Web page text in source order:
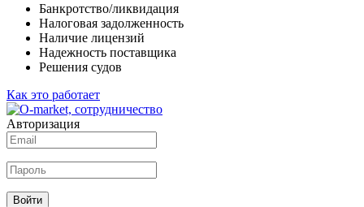
Банкротство/ликвидация
Налоговая задолженность
Наличие лицензий
Надежность поставщика
Решения судов
Как это работает
Авторизация
Войти